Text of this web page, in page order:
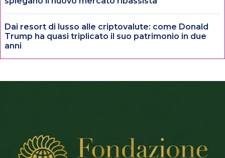
Dai resort di lusso alle criptovalute: come Donald
Trump ha quasi triplicato il suo patrimonio in due
anni